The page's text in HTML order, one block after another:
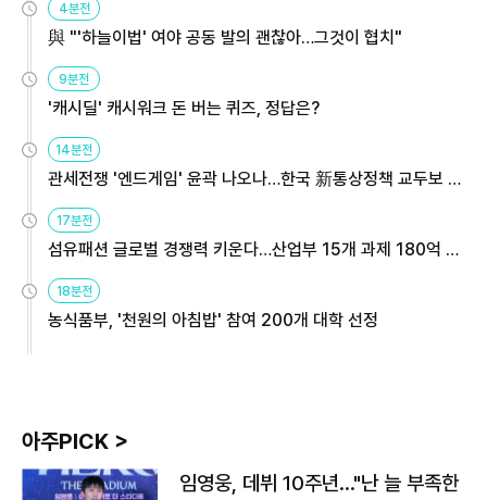
4분전
與 "'하늘이법' 여야 공동 발의 괜찮아…그것이 협치"
9분전
'캐시딜' 캐시워크 돈 버는 퀴즈, 정답은?
14분전
관세전쟁 '엔드게임' 윤곽 나오나…한국 新통상정책 교두보 활
용해야
17분전
섬유패션 글로벌 경쟁력 키운다…산업부 15개 과제 180억 지
원
18분전
농식품부, '천원의 아침밥' 참여 200개 대학 선정
아주PICK >
임영웅, 데뷔 10주년…"난 늘 부족한